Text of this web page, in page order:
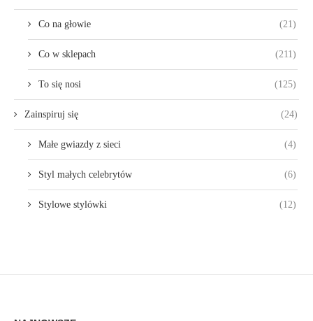
Co na głowie (21)
Co w sklepach (211)
To się nosi (125)
Zainspiruj się (24)
Małe gwiazdy z sieci (4)
Styl małych celebrytów (6)
Stylowe stylówki (12)